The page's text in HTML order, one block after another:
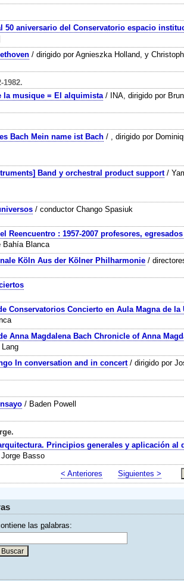
50 aniversario del Conservatorio espacio
/ dirigido por Agnieszka Holland, y
1982.
la musique = El alquimista/ INA, dirigido por
Bach Mein name ist Bach/ , dirigido por
Band y orchestral product support/
/ conductor Chango Spasiuk
Reencuentro : 1957-2007 profesores,
Bahía Blanca
Köln Aus der Kölner Philharmonie/
Conservatorios Concierto en Aula Magna de la
Anna Magdalena Bach Chronicle of Anna
In conversation and in concert/ dirigido por
/ Baden Powell
Principios generales y aplicación
Basso
< Anteriores
Siguientes >
las palabras: